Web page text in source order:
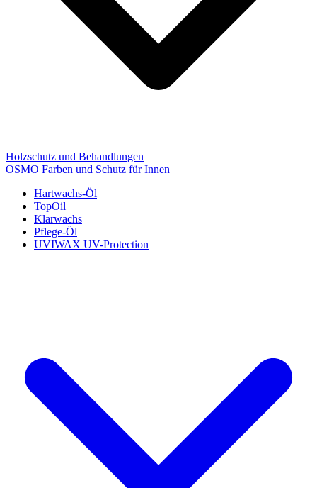
Holzschutz und Behandlungen
OSMO Farben und Schutz für Innen
Hartwachs-Öl
TopOil
Klarwachs
Pflege-Öl
UVIWAX UV-Protection